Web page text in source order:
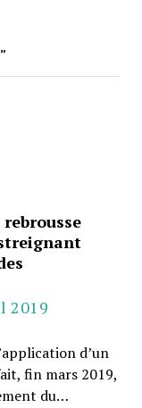
2019
d’un
fin mars 2019,
du…